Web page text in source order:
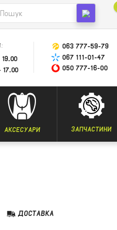
17.00
063 777-59-79
067 111-01-47
050 777-16-00
АКСЕСУАРИ ЗАПЧАСТИНИ
ДОСТАВКА